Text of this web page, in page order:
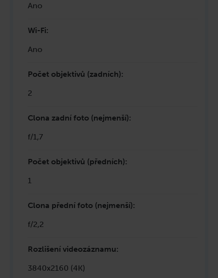
Ano
Wi-Fi:
Ano
Počet objektivů (zadních):
2
Clona zadní foto (nejmenší):
f/1,7
Počet objektivů (předních):
1
Clona přední foto (nejmenší):
f/2,2
Rozlišení videozáznamu:
3840x2160 (4K)